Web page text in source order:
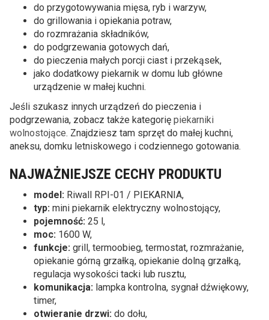
do przygotowywania mięsa, ryb i warzyw,
do grillowania i opiekania potraw,
do rozmrażania składników,
do podgrzewania gotowych dań,
do pieczenia małych porcji ciast i przekąsek,
jako dodatkowy piekarnik w domu lub główne
urządzenie w małej kuchni.
Jeśli szukasz innych urządzeń do pieczenia i
podgrzewania, zobacz także kategorię piekarniki
wolnostojące. Znajdziesz tam sprzęt do małej kuchni,
aneksu, domku letniskowego i codziennego gotowania.
NAJWAŻNIEJSZE CECHY PRODUKTU
model: Riwall RPI-01 / PIEKARNIA,
typ: mini piekarnik elektryczny wolnostojący,
pojemność: 25 l,
moc: 1600 W,
funkcje: grill, termoobieg, termostat, rozmrażanie,
opiekanie górną grzałką, opiekanie dolną grzałką,
regulacja wysokości tacki lub rusztu,
komunikacja: lampka kontrolna, sygnał dźwiękowy,
timer,
otwieranie drzwi: do dołu,